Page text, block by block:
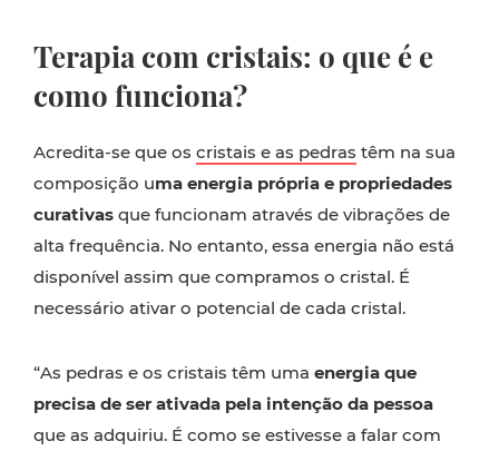
Terapia com cristais: o que é e
como funciona?
Acredita-se que os cristais e as pedras têm na sua
composição uma energia própria e propriedades
curativas que funcionam através de vibrações de
alta frequência. No entanto, essa energia não está
disponível assim que compramos o cristal. É
necessário ativar o potencial de cada cristal.
“As pedras e os cristais têm uma energia que
precisa de ser ativada pela intenção da pessoa
que as adquiriu. É como se estivesse a falar com